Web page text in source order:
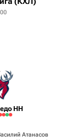
НН
Атанасов